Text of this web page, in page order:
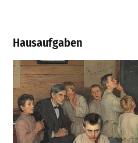
Hausaufgaben